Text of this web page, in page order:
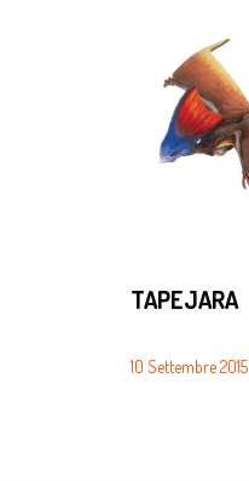
TAPEJARA
10 Settembre 2015